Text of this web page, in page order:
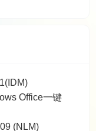
Office一键
(NLM)